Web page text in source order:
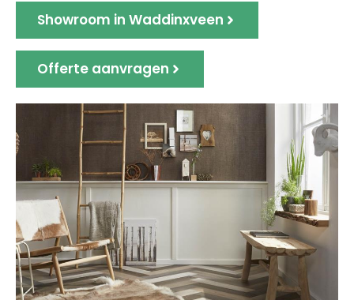
Showroom in Waddinxveen
Offerte aanvragen